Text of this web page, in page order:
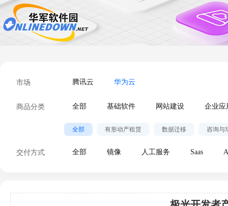
市场 腾讯云 华为云
商品分类 全部 基础软件 网站建设 企业应
全部 有形动产租赁 数据迁移 咨询与
交付方式 全部 镜像 人工服务 Saas